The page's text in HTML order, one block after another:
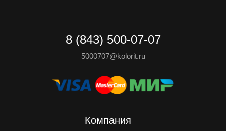
8 (843) 500-07-07
5000707@kolorit.ru
Компания